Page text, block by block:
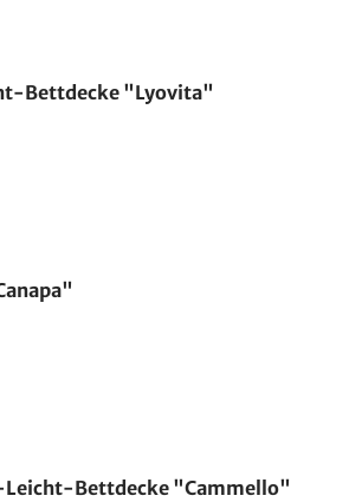
Bettdecke "Lyovita"
Bettdecke "Cammello"